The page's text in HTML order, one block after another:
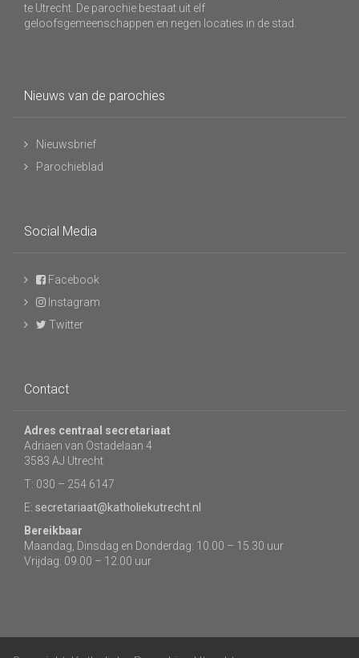
te Utrecht. De parochie bestaat uit elf
geloofsgemeenschappen en negen locaties in de stad.
Nieuws van de parochies
Nieuwsbrief
Parochieblad
Social Media
Facebook
Instagram
Twitter
Contact
Adres centraal secretariaat
Adriaen van Ostadelaan 4
3583 AJ Utrecht
T: 030 – 254 6147
E: secretariaat@katholiekutrecht.nl
Bereikbaar
Maandag, Dinsdag en Donderdag: 10.00 – 15.30 uur
Vrijdag: 09.00 – 12.00 uur